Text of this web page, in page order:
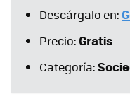
Descárgalo en:
Precio:Gratis
Categoría: